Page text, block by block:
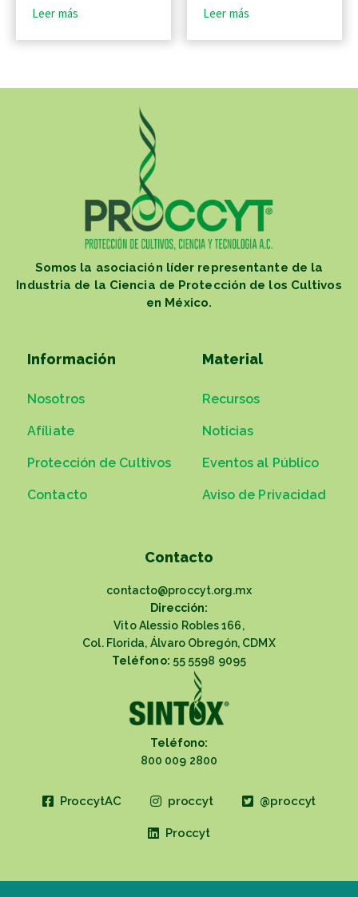
Leer más
Leer más
Somos la asociación líder representante de la
Industria de la Ciencia de Protección de los Cultivos
en México.
Información
Nosotros
Afíliate
Protección de Cultivos
Contacto
Material
Recursos
Noticias
Eventos al Público
Aviso de Privacidad
Contacto
contacto@proccyt.org.mx
Dirección:
Vito Alessio Robles 166,
Col. Florida, Álvaro Obregón, CDMX
Teléfono: 55 5598 9095
Teléfono:
800 009 2800
ProccytAC proccyt @proccyt
Proccyt